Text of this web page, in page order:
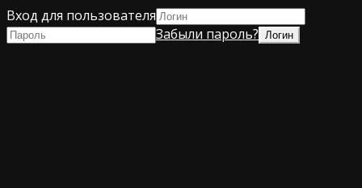
Вход для пользователя
Забыли пароль?